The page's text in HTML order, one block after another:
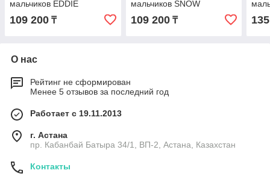
мальчиков EDDIE
109 200 ₸
мальчиков SNOW
109 200₸
О нас
Рейтинг не сформирован
Менее 5 отзывов за последний год
Работает с 19.11.2013
г. Астана
пр. Кабанбай Батыра 34/1, ВП-2, Астана, Казахстан
Контакты